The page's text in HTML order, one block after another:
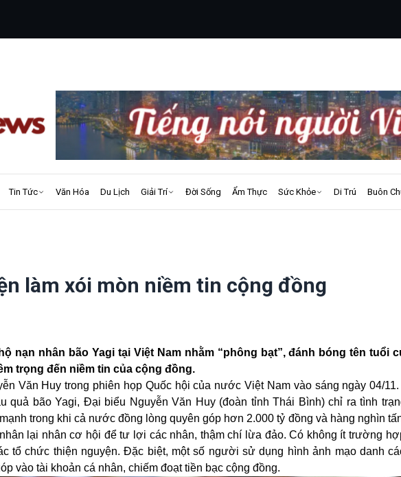
Tin Tức Văn Hóa Du Lịch Giải Trí Đời Sống Ẩm Thực Sức Khỏe Di Trú Buôn
làm xói mòn niềm tin cộng đồng
nạn nhân bão Yagi tại Việt Nam nhằm “phông bạt”, đánh bóng tên tuổi
trọng đến niềm tin của cộng đồng.
Văn Huy trong phiên họp Quốc hội của nước Việt Nam vào sáng ngày 04/
quả bão Yagi, Đại biểu Nguyễn Văn Huy (đoàn tỉnh Thái Bình) chỉ ra tình
trong khi cả nước đồng lòng quyên góp hơn 2.000 tỷ đồng và hàng nghìn
lại nhân cơ hội để tư lợi các nhân, thậm chí lừa đảo. Có không ít trường
tổ chức thiện nguyện. Đặc biệt, một số người sử dụng hình ảnh mạo danh
vào tài khoản cá nhân, chiếm đoạt tiền bạc cộng đồng.